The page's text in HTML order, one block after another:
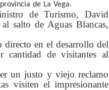
de La Vega.
de Turismo, David
salto de Aguas Blancas,
en el desarrollo del
cantidad de visitantes al
un justo y viejo reclamo
visiten el impresionante